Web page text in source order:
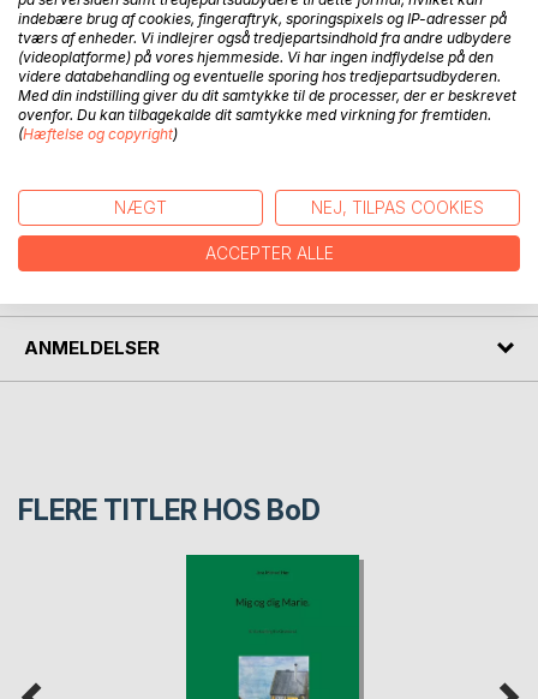
BESKRIVELSE
Festlig rejsebeskrivelse af familietur på egen hånd i Japan.
En far og hans to voksne børn drager på opdagelse i det
hemmelighedsfulde land, hvor bl.a. Fujiyama bestiges.
FORFATTER
ANMELDELSER
FLERE TITLER HOS BoD
indebære brug af cookies, fingeraftryk, sporingspixels og IP-adresser på
tværs af enheder. Vi indlejrer også tredjepartsindhold fra andre udbydere
(videoplatforme) på vores hjemmeside. Vi har ingen indflydelse på den
videre databehandling og eventuelle sporing hos tredjepartsudbyderen.
Med din indstilling giver du dit samtykke til de processer, der er beskrevet
ovenfor. Du kan tilbagekalde dit samtykke med virkning for fremtiden.
(Hæftelse og copyright)
NÆGT NEJ, TILPAS COOKIES
ACCEPTER ALLE